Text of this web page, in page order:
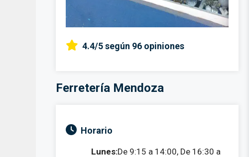
4.4/5según 96 opiniones
Ferretería Mendoza
Horario
Lunes:De 9:15 a 14:00, De 16:30 a